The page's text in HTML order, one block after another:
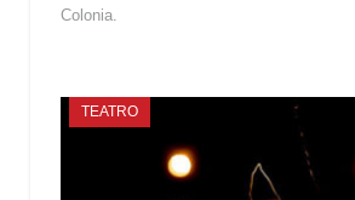
Colonia.
TEATRO